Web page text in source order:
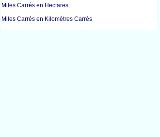
Miles Carrés en Hectares
Miles Carrés en Kilomètres Carrés